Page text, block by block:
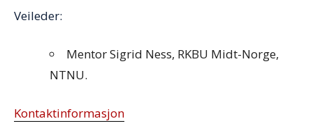
Veileder:
Mentor Sigrid Ness, RKBU Midt-Norge,
NTNU.
Kontaktinformasjon